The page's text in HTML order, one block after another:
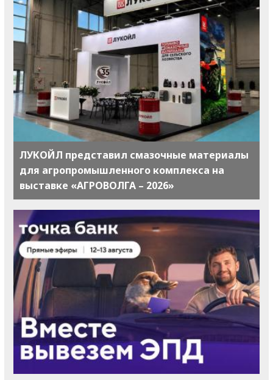
ЛУКОЙЛ представил смазочные материалы
для агропромышленного комплекса на
выставке «АГРОВОЛГА – 2026»